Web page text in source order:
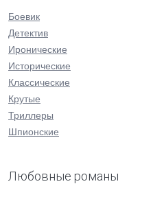
Боевик
Детектив
Иронические
Исторические
Классические
Крутые
Триллеры
Шпионские
Любовные романы